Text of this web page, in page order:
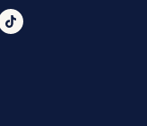
de Youtube
X Instagram
a nuestro TikTok